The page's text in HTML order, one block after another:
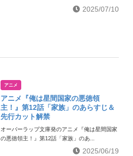
2025/07/10
アニメ
アニメ『俺は星間国家の悪徳領
主！』第12話「家族」のあらすじ＆
先行カット解禁
オーバーラップ文庫発のアニメ『俺は星間国家
の悪徳領主！』第12話「家族」のあ...
2025/06/19